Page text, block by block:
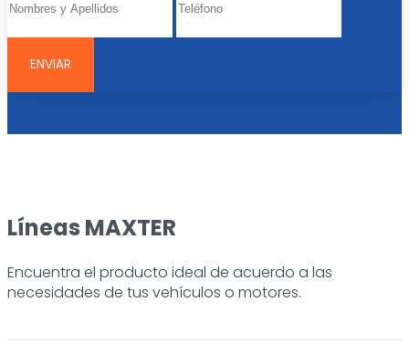
Líneas MAXTER
Encuentra el producto ideal de acuerdo a las
necesidades de tus vehículos o motores.